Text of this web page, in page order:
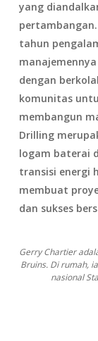
yang
tahun
dengan
komunitas
membangun
Drilling
logam baterai
transisi energi
membuat
dan sukses
Gerry Chartier
Bruins. Di rumah,
nasional